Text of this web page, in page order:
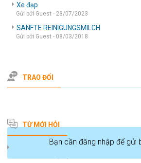
Xe đạp
Gửi bởi Guest - 28/07/2023
SANFTE REINIGUNGSMILCH
Gửi bởi Guest - 08/03/2018
TRAO ĐỔI
Bạn cần đăng nhập để gửi
TỪ MỚI HỎI